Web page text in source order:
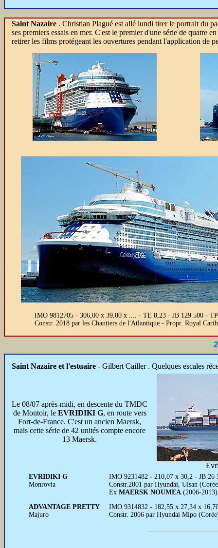
Saint Nazaire . Christian Plagué est allé lundi tirer le portrait du
ses premiers essais en mer. C'est le premier d'une série de quatre
retirer les films protégeant les ouvertures pendant l'application de
IMO 9812705 - 306,00 x 39,00 x .... - TE 8,23 - JB 129 500 -
Constr. 2018 par les Chantiers de l'Atlantique - Propr. Royal
Saint Nazaire et l'estuaire - Gilbert Cailler . Quelques escales
Le 08/07 après-midi, en descente du TMDC
de Montoir, le EVRIDIKI G, en route vers
Fort-de-France. C'est un ancien Maersk,
mais cette série de 42 unités compte encore
13 Maersk.
EVRIDIKI G
Monrovia
IMO 9231482 - 210,07 x 30,2 - JB 26
Constr.2001 par Hyundai, Ulsan
Ex MAERSK NOUMEA (2006-
ADVANTAGE PRETTY
Majuro
IMO 9314832 - 182,55 x 27,34 x
Constr. 2006 par Hyundai Mipo